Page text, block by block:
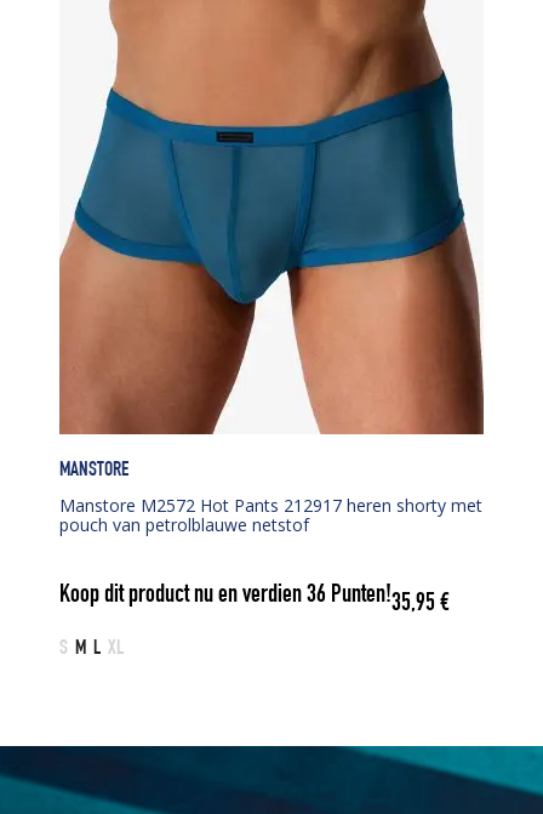
MANSTORE
Manstore M2572 Hot Pants 212917 heren shorty met
pouch van petrolblauwe netstof
Koop dit product nu en verdien36 Punten!35,95€
S M L XL